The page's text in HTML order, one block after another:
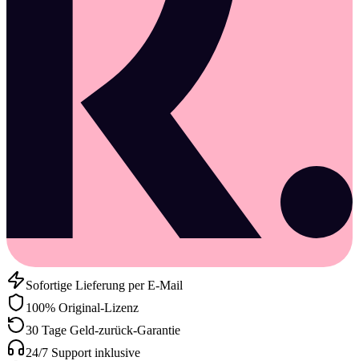
Sofortige Lieferung per E-Mail
100% Original-Lizenz
30 Tage Geld-zurück-Garantie
24/7 Support inklusive